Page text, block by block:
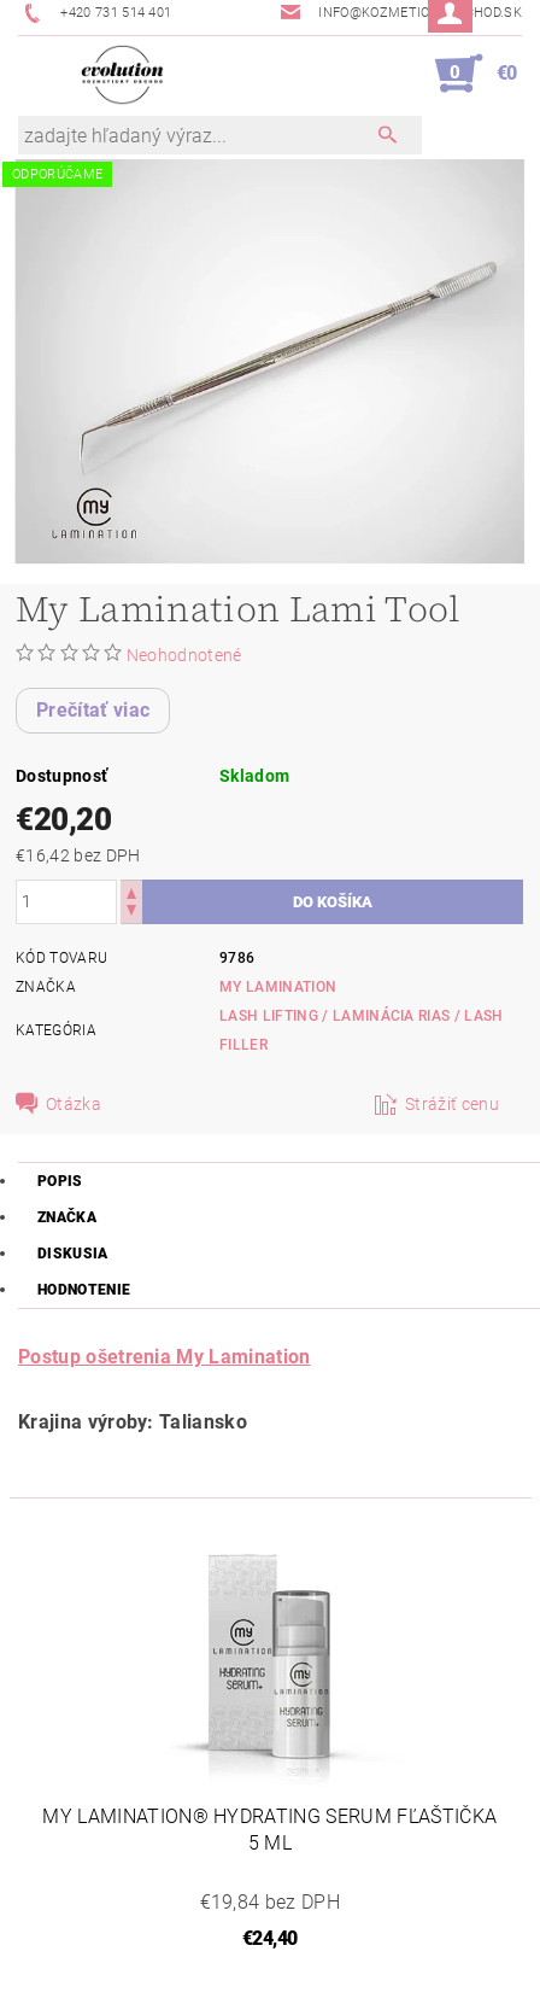
+420 731 514 401 INFO@KOZMETICKYOBCHOD.SK
0 €0
ODPORÚČAME
My Lamination Lami Tool
Neohodnotené
Prečítať viac
Dostupnosť Skladom
€20,20
€16,42 bez DPH
KÓD TOVARU
9786
ZNAČKA
MY LAMINATION
KATEGÓRIA
LASH LIFTING / LAMINÁCIA RIAS / LASH
FILLER
Otázka Strážiť cenu
POPIS
ZNAČKA
DISKUSIA
HODNOTENIE
Postup ošetrenia My Lamination
Krajina výroby: Taliansko
MY LAMINATION® HYDRATING SERUM FĽAŠTIČKA
5 ML
€19,84 bez DPH
€24,40